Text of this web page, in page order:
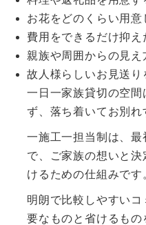
お花をどのくらい用意
費用をできるだけ抑え
親族や周囲からの見
故人様らしいお見送
一日一家族貸切の空
ず、落ち着いてお別れ
一施工一担当制は、最
で、ご家族の想いと
けるための仕組みです
明朗で比較しやすい
要なものと省けるも